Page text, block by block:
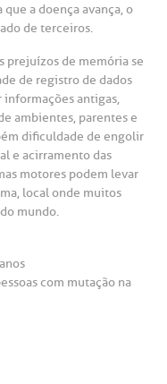
a doença avança, o
de terceiros.
prejuízos de memória se
de registro de dados
informações antigas,
ambientes, parentes e
dificuldade de engolir
e acirramento das
motores podem levar
local onde muitos
mundo.
com mutação na